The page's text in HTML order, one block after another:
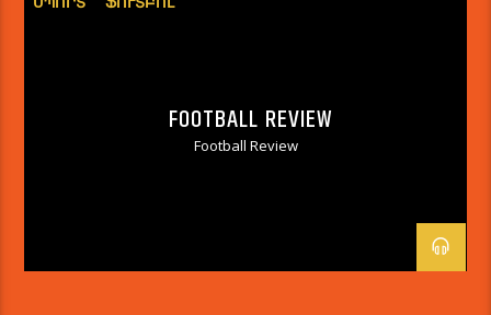
FOOTBALL REVIEW
Football Review